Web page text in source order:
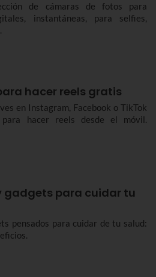
de cámaras de fotos para
instantáneas, para selfies,
hacer reels gratis
en Instagram, Facebook o TikTok
hacer reels desde el móvil.
gadgets para cuidar tu
pensados para cuidar de tu salud: